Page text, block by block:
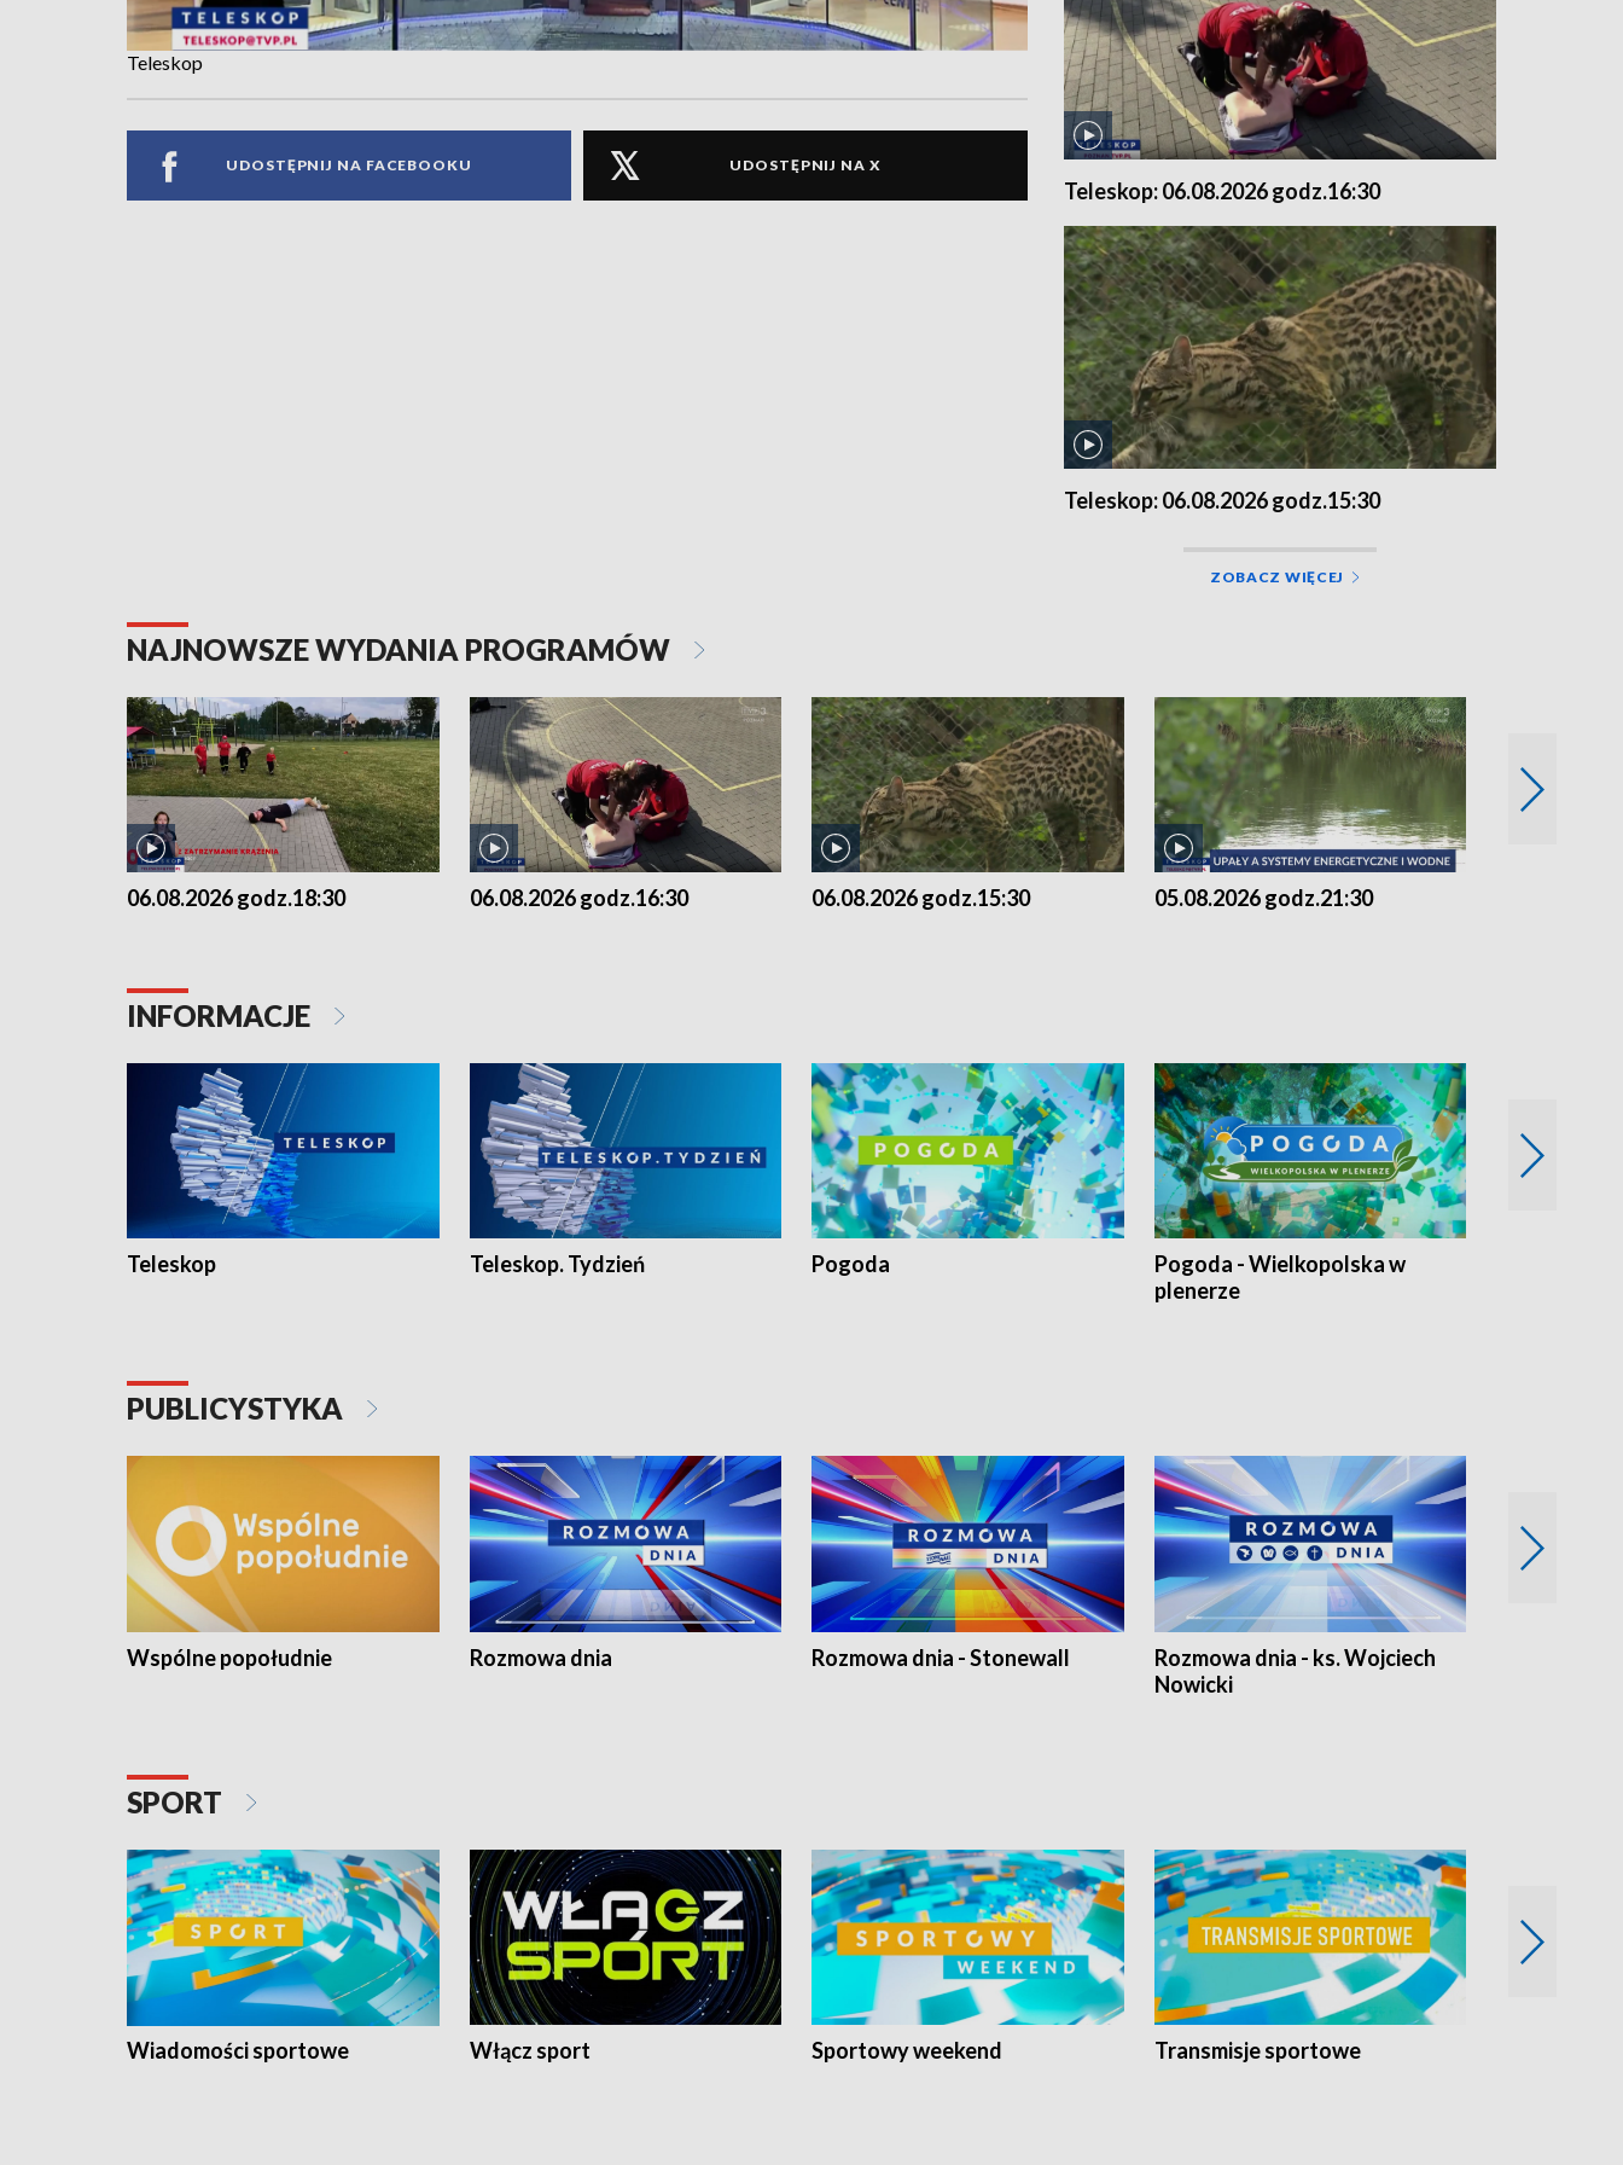
Teleskop
UDOSTĘPNIJ NA FACEBOOKU UDOSTĘPNIJ NA X
Teleskop: 06.08.2026 godz.16:30
Teleskop: 06.08.2026 godz.15:30
ZOBACZ WIĘCEJ
NAJNOWSZE WYDANIA PROGRAMÓW
06.08.2026 godz.18:30 06.08.2026 godz.16:30 06.08.2026 godz.15:30 05.08.2026 godz.21:30
INFORMACJE
Teleskop Teleskop. Tydzień Pogoda
Pogoda - Wielkopolska w
plenerze
PUBLICYSTYKA
Wspólne popołudnie Rozmowa dnia Rozmowa dnia - Stonewall
Rozmowa dnia - ks. Wojciech
Nowicki
SPORT
Wiadomości sportowe Włącz sport Sportowy weekend Transmisje sportowe